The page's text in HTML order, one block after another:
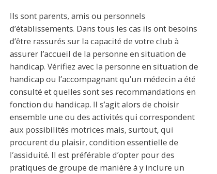
Ils sont parents, amis ou personnels
d’établissements. Dans tous les cas ils ont besoins
d’être rassurés sur la capacité de votre club à
assurer l’accueil de la personne en situation de
handicap. Vérifiez avec la personne en situation de
handicap ou l’accompagnant qu’un médecin a été
consulté et quelles sont ses recommandations en
fonction du handicap. Il s’agit alors de choisir
ensemble une ou des activités qui correspondent
aux possibilités motrices mais, surtout, qui
procurent du plaisir, condition essentielle de
l’assiduité. Il est préférable d’opter pour des
pratiques de groupe de manière à y inclure un